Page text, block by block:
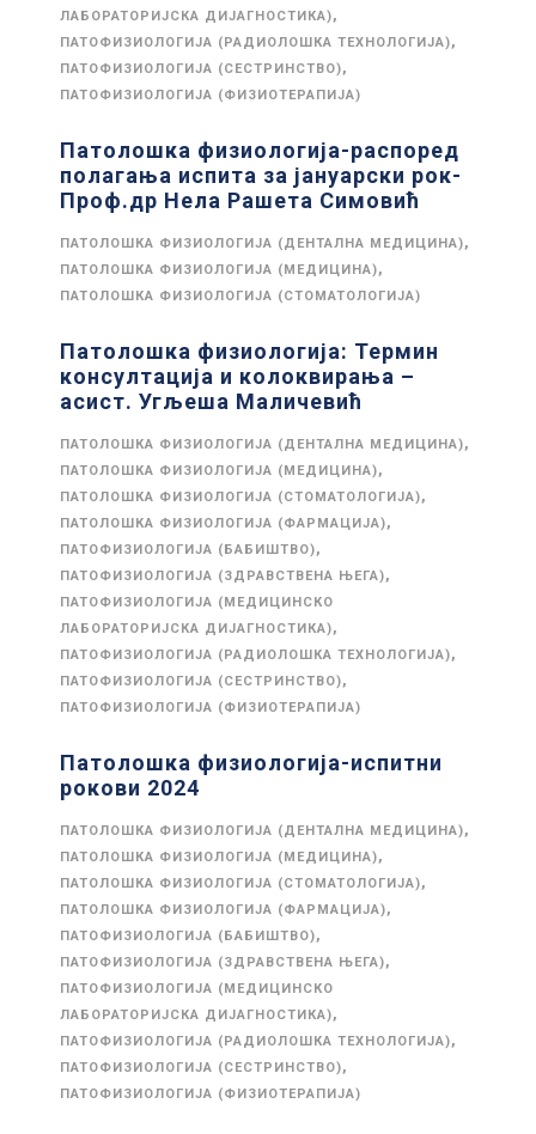
ЛАБОРАТОРИЈСКА ДИЈАГНОСТИКА),
ПАТОФИЗИОЛОГИЈА (РАДИОЛОШКА ТЕХНОЛОГИЈА),
ПАТОФИЗИОЛОГИЈА (СЕСТРИНСТВО),
ПАТОФИЗИОЛОГИЈА (ФИЗИОТЕРАПИЈА)
Патолошка физиологија-распоред
полагања испита за јануарски рок-
Проф.др Нела Рашета Симовић
ПАТОЛОШКА ФИЗИОЛОГИЈА (ДЕНТАЛНА МЕДИЦИНА),
ПАТОЛОШКА ФИЗИОЛОГИЈА (МЕДИЦИНА),
ПАТОЛОШКА ФИЗИОЛОГИЈА (СТОМАТОЛОГИЈА)
Патолошка физиологија: Термин
консултација и колоквирања –
асист. Угљеша Маличевић
ПАТОЛОШКА ФИЗИОЛОГИЈА (ДЕНТАЛНА МЕДИЦИНА),
ПАТОЛОШКА ФИЗИОЛОГИЈА (МЕДИЦИНА),
ПАТОЛОШКА ФИЗИОЛОГИЈА (СТОМАТОЛОГИЈА),
ПАТОЛОШКА ФИЗИОЛОГИЈА (ФАРМАЦИЈА),
ПАТОФИЗИОЛОГИЈА (БАБИШТВО),
ПАТОФИЗИОЛОГИЈА (ЗДРАВСТВЕНА ЊЕГА),
ПАТОФИЗИОЛОГИЈА (МЕДИЦИНСКО
ЛАБОРАТОРИЈСКА ДИЈАГНОСТИКА),
ПАТОФИЗИОЛОГИЈА (РАДИОЛОШКА ТЕХНОЛОГИЈА),
ПАТОФИЗИОЛОГИЈА (СЕСТРИНСТВО),
ПАТОФИЗИОЛОГИЈА (ФИЗИОТЕРАПИЈА)
Патолошка физиологија-испитни
рокови 2024
ПАТОЛОШКА ФИЗИОЛОГИЈА (ДЕНТАЛНА МЕДИЦИНА),
ПАТОЛОШКА ФИЗИОЛОГИЈА (МЕДИЦИНА),
ПАТОЛОШКА ФИЗИОЛОГИЈА (СТОМАТОЛОГИЈА),
ПАТОЛОШКА ФИЗИОЛОГИЈА (ФАРМАЦИЈА),
ПАТОФИЗИОЛОГИЈА (БАБИШТВО),
ПАТОФИЗИОЛОГИЈА (ЗДРАВСТВЕНА ЊЕГА),
ПАТОФИЗИОЛОГИЈА (МЕДИЦИНСКО
ЛАБОРАТОРИЈСКА ДИЈАГНОСТИКА),
ПАТОФИЗИОЛОГИЈА (РАДИОЛОШКА ТЕХНОЛОГИЈА),
ПАТОФИЗИОЛОГИЈА (СЕСТРИНСТВО),
ПАТОФИЗИОЛОГИЈА (ФИЗИОТЕРАПИЈА)